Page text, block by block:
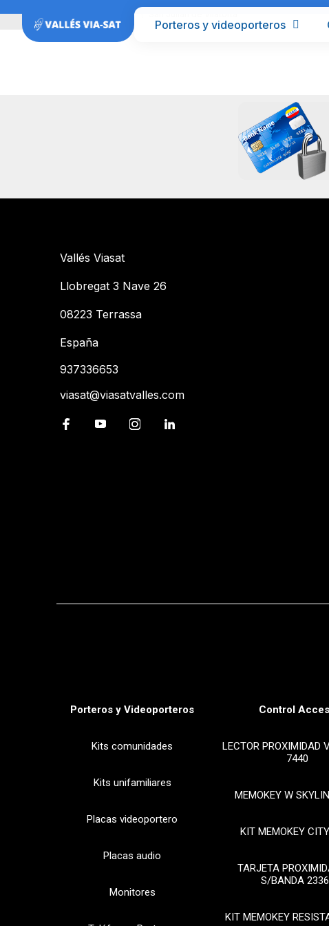
Porteros y videoporteros
Barcelona
Vallés Viasat
Llobregat 3 Nave 26
08223 Terrassa
España
937336653
viasat@viasatvalles.com
Porteros y Videoporteros
Kits comunidades
Kits unifamiliares
Placas videoportero
Placas audio
Monitores
Control
LECTOR PROXIMIDAD
7440
MEMOKEY W
KIT MEMOKEY
TARJETA
S/BANDA
KIT MEMOKEY